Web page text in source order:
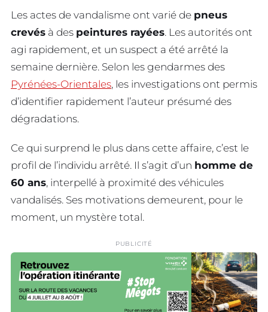
Les actes de vandalisme ont varié de pneus
crevés à des peintures rayées. Les autorités ont
agi rapidement, et un suspect a été arrêté la
semaine dernière. Selon les gendarmes des
Pyrénées-Orientales, les investigations ont permis
d’identifier rapidement l’auteur présumé des
dégradations.
Ce qui surprend le plus dans cette affaire, c’est le
profil de l’individu arrêté. Il s’agit d’un homme de
60 ans, interpellé à proximité des véhicules
vandalisés. Ses motivations demeurent, pour le
moment, un mystère total.
PUBLICITÉ